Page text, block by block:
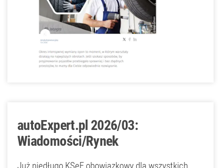
autoExpert.pl 2026/03:
Wiadomości/Rynek